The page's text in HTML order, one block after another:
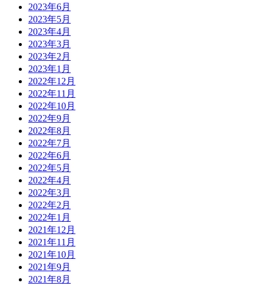
2023年6月
2023年5月
2023年4月
2023年3月
2023年2月
2023年1月
2022年12月
2022年11月
2022年10月
2022年9月
2022年8月
2022年7月
2022年6月
2022年5月
2022年4月
2022年3月
2022年2月
2022年1月
2021年12月
2021年11月
2021年10月
2021年9月
2021年8月